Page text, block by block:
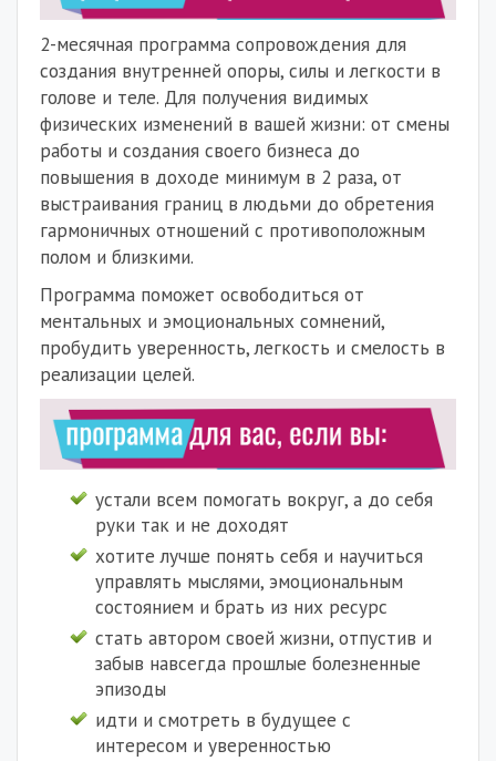
2-месячная программа сопровождения для
создания внутренней опоры, силы и легкости в
голове и теле. Для получения видимых
физических изменений в вашей жизни: от смены
работы и создания своего бизнеса до
повышения в доходе минимум в 2 раза, от
выстраивания границ в людьми до обретения
гармоничных отношений с противоположным
полом и близкими.
Программа поможет освободиться от
ментальных и эмоциональных сомнений,
пробудить уверенность, легкость и смелость в
реализации целей.
устали всем помогать вокруг, а до себя
руки так и не доходят
хотите лучше понять себя и научиться
управлять мыслями, эмоциональным
состоянием и брать из них ресурс
стать автором своей жизни, отпустив и
забыв навсегда прошлые болезненные
эпизоды
идти и смотреть в будущее с
интересом и уверенностью